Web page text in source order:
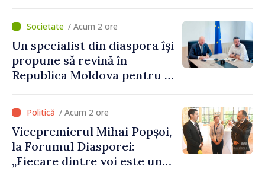
/ Acum 2 ore
Un specialist din diaspora își
propune să revină în
Republica Moldova pentru a
registrului naval național
/ Acum 2 ore
Vicepremierul Mihai Popșoi,
la Forumul Diasporei:
„Fiecare dintre voi este un